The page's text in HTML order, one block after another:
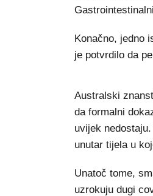
Konačno, jedno
je potvrdilo da
Australski
da formalni
uvijek
unutar tijela u
Unatoč tome,
uzrokuju dugi